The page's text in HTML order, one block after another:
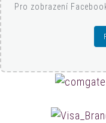
Pro zobrazení